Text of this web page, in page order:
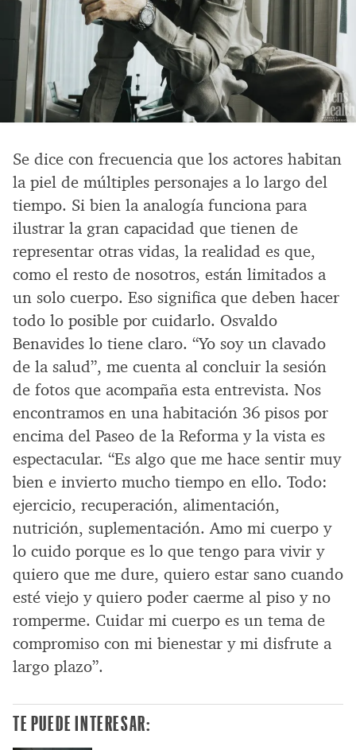
Se dice con frecuencia que los actores habitan
la piel de múltiples personajes a lo largo del
tiempo. Si bien la analogía funciona para
ilustrar la gran capacidad que tienen de
representar otras vidas, la realidad es que,
como el resto de nosotros, están limitados a
un solo cuerpo. Eso significa que deben hacer
todo lo posible por cuidarlo. Osvaldo
Benavides lo tiene claro. “Yo soy un clavado
de la salud”, me cuenta al concluir la sesión
de fotos que acompaña esta entrevista. Nos
encontramos en una habitación 36 pisos por
encima del Paseo de la Reforma y la vista es
espectacular. “Es algo que me hace sentir muy
bien e invierto mucho tiempo en ello. Todo:
ejercicio, recuperación, alimentación,
nutrición, suplementación. Amo mi cuerpo y
lo cuido porque es lo que tengo para vivir y
quiero que me dure, quiero estar sano cuando
esté viejo y quiero poder caerme al piso y no
romperme. Cuidar mi cuerpo es un tema de
compromiso con mi bienestar y mi disfrute a
largo plazo”.
TE PUEDE INTERESAR: